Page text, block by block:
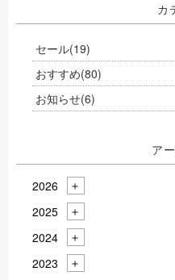
カ
セール(19)
おすすめ(80)
お知らせ(6)
ア
2026
2025
2024
2023